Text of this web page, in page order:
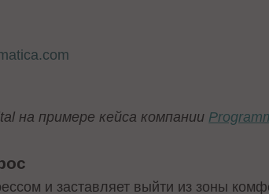
на примере кейса компании
и заставляет выйти из зоны